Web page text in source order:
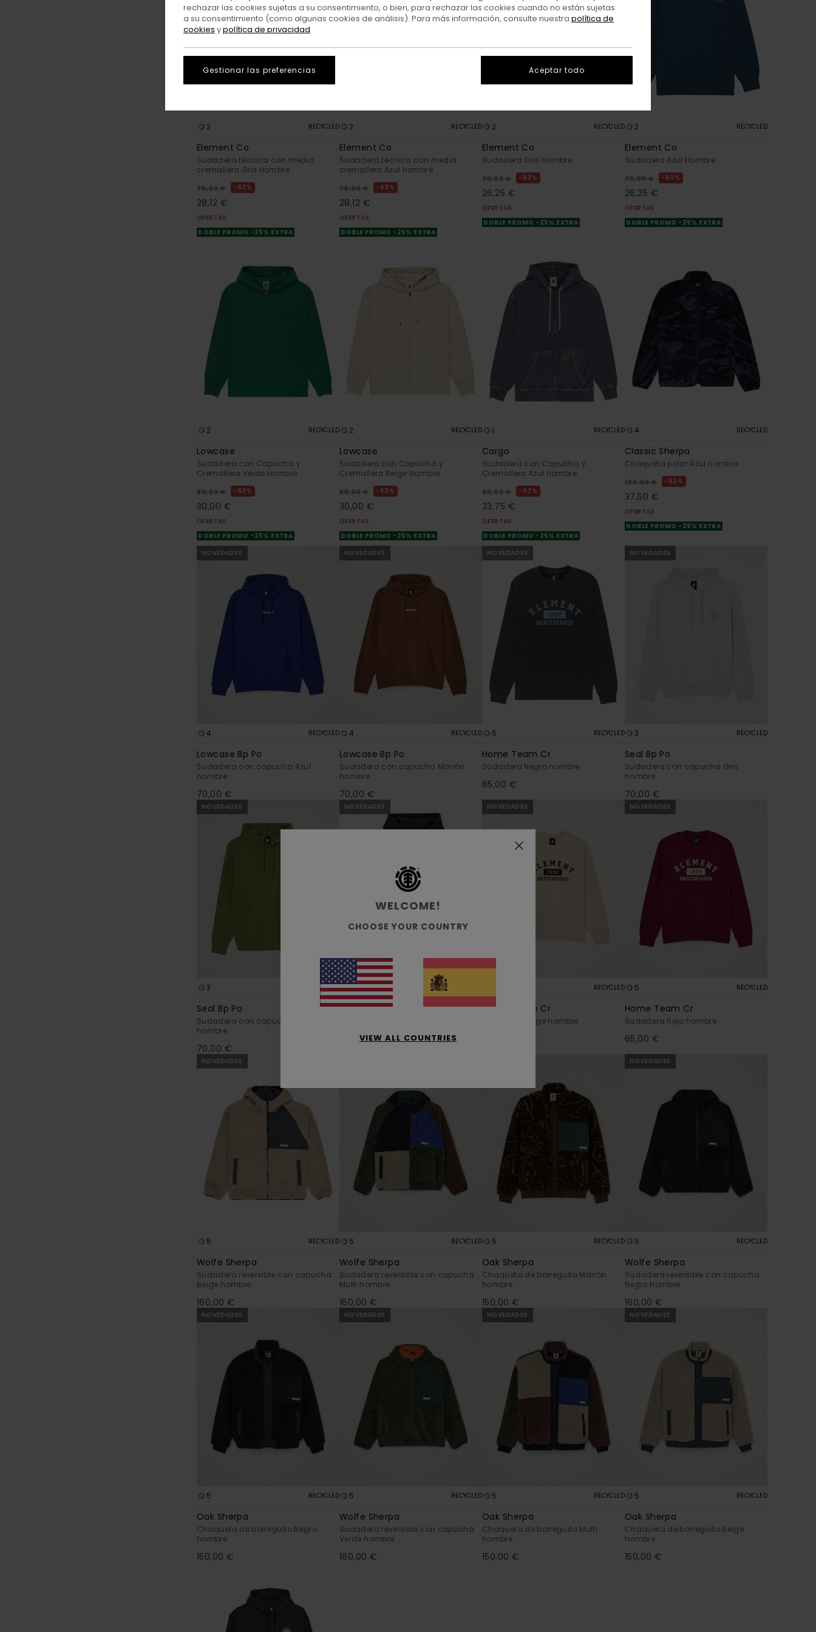
2 RECYCLED
Element Co
Sudadera técnica con media
cremallera Gris Hombre
75,00 € 63%
28,12 €
OFERTAS
DOBLE PROMO -25% EXTRA
2 RECYCLED
Element Co
Sudadera técnica con media
cremallera Azul Hombre
75,00 € 63%
28,12 €
OFERTAS
DOBLE PROMO -25% EXTRA
2 RECYCLED
Element Co
Sudadera Gris Hombre
70,00 € 63%
26,25 €
OFERTAS
DOBLE PROMO -25% EXTRA
2 RECYCLED
Element Co
Sudadera Azul Hombre
70,00 € 63%
26,25 €
OFERTAS
DOBLE PROMO -25% EXTRA
2 RECYCLED
Lowcase
Sudadera con Capucha y
Cremallera Verde Hombre
80,00 € 63%
30,00 €
OFERTAS
DOBLE PROMO -25% EXTRA
2 RECYCLED
Lowcase
Sudadera con Capucha y
Cremallera Beige Hombre
80,00 € 63%
30,00 €
OFERTAS
DOBLE PROMO -25% EXTRA
1 RECYCLED
Cargo
Sudadera con Capucha y
Cremallera Azul Hombre
90,00 € 63%
33,75 €
OFERTAS
DOBLE PROMO -25% EXTRA
4 RECYCLED
Classic Sherpa
Chaqueta polar Azul hombre
100,00 € 63%
37,50 €
OFERTAS
DOBLE PROMO -25% EXTRA
NOVEDADES
4 RECYCLED
Lowcase Bp Po
Sudadera con capucha Azul
hombre
70,00 €
NOVEDADES
4 RECYCLED
Lowcase Bp Po
Sudadera con capucha Marrón
hombre
70,00 €
NOVEDADES
5 RECYCLED
Home Team Cr
Sudadera Negro hombre
65,00 €
NOVEDADES
3 RECYCLED
Seal Bp Po
Sudadera con capucha Gris
hombre
70,00 €
NOVEDADES
3 RECYCLED
Seal Bp Po
Sudadera con capucha Verde
hombre
70,00 €
NOVEDADES
4
Lowcase Bp Po
NOVEDADES
RECYCLED
Home Team Cr
Sudadera Beige hombre
NOVEDADES
5 RECYCLED
Home Team Cr
Sudadera Rojo hombre
65,00 €
NOVEDADES
5 RECYCLED
Wolfe Sherpa
Sudadera reversible con capucha
Beige hombre
160,00 €
5 RECYCLED
Wolfe Sherpa
Sudadera reversible con capucha
Multi hombre
160,00 €
5 RECYCLED
Oak Sherpa
Chaqueta de borreguito Marrón
hombre
150,00 €
NOVEDADES
5 RECYCLED
Wolfe Sherpa
Sudadera reversible con capucha
Negro hombre
160,00 €
NOVEDADES
5 RECYCLED
Oak Sherpa
Chaqueta de borreguito Negro
hombre
150,00 €
NOVEDADES
5 RECYCLED
Wolfe Sherpa
Sudadera reversible con capucha
Verde hombre
160,00 €
NOVEDADES
5 RECYCLED
Oak Sherpa
Chaqueta de borreguito Multi
hombre
150,00 €
NOVEDADES
5 RECYCLED
Oak Sherpa
Chaqueta de borreguito Beige
hombre
150,00 €
WELCOME!
CHOOSE YOUR COUNTRY
VIEW ALL COUNTRIES
rechazar las cookies sujetas a su consentimiento, o bien, para rechazar las cookies cuando no están sujetas
a su consentimiento (como algunas cookies de análisis). Para más información, consulte nuestra política de
cookies ypolítica de privacidad
Gestionar las preferencias Aceptar todo